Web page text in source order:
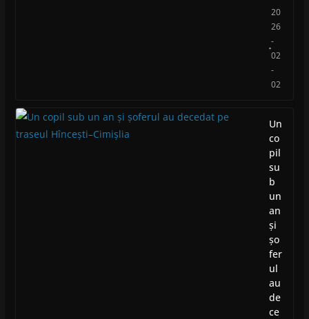
20
26
-
02
-
02
Un
co
pil
su
b
un
an
și
șo
fer
ul
au
de
ce